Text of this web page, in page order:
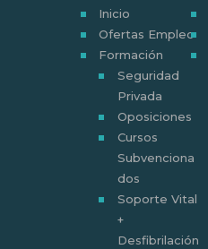
Inicio
Ofertas Empleo
Formación
Seguridad
Privada
Oposiciones
Cursos
Subvenciona
dos
Soporte Vital
+
Desfibrilación